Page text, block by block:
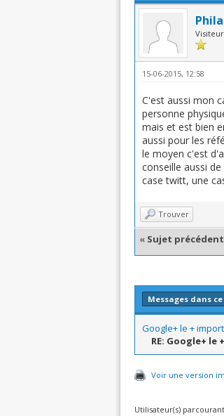
Visiteur
15-06-2015, 12:58
C'est aussi mon
personne
mais et est bien
aussi pour les
le moyen c'est
conseille aussi
case twitt, une
Trouver
« Sujet précédent
Messages dans
Google+ le +
RE: Google+
Voir une version
Utilisateur(s)